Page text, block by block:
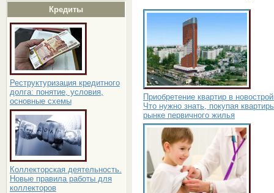
Кредиты
Реструктуризация кредитного
долга: понятие, условия,
основные схемы
Коллекторская деятельность.
Новые правила работы для
коллекторов
Приобретение квартир в
Что нужно знать, покупая
рынке первичного жилья